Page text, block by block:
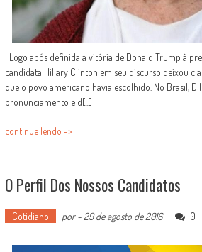
Logo após definida a vitória de Donald Trump à
candidata Hillary Clinton em seu discurso deixou
que o povo americano havia escolhido. No Brasil,
pronunciamento e d[...]
continue lendo ->
O Perfil Dos Nossos Candidatos
Cotidiano por-29 de agosto de 2016 0